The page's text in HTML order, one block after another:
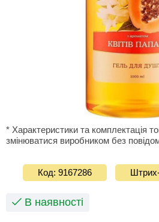
* Характеристики та комплектація
змінюватися виробником без
Код: 9167286
В наявності